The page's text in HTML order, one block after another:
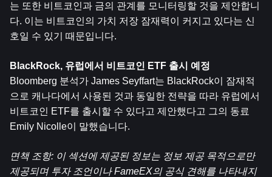
는 또한 비트코인과 금의 관계를 모니터링할 것을 제안합니
다. 이는 비트코인의 가치 저장 잠재력이 커지고 있다는 신
호일 수 있기 때문입니다.
BlackRock, 유럽에서 비트코인 ​​ETF 출시 예정
Bloomberg 분석가 James Seyffart는 BlackRock이 잠재적
으로 캐나다에서 사용된 것과 동일한 전략을 따라 유럽에서
비트코인 ​​ETF를 출시할 수 있다고 제안했다고 그의 동료
Emily Nicolle이 말했습니다.
면책 조항: 이 섹션에 제공된 정보는 정보 제공 목적으로만
제공되며 투자 조언이나 FameEX의 공식 견해를 나타내지